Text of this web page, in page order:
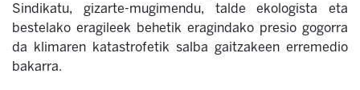
Sindikatu, gizarte-mugimendu, talde ekologista eta
bestelako eragileek behetik eragindako presio gogorra
da klimaren katastrofetik salba gaitzakeen erremedio
bakarra.